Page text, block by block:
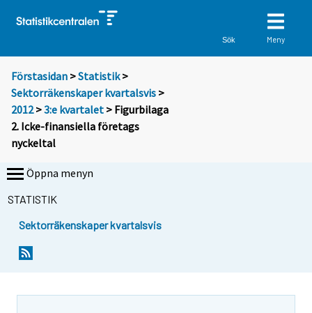
Sök Meny
Förstasidan >Statistik >
Sektorräkenskaper kvartalsvis >
2012>3:e kvartalet > Figurbilaga
2. Icke-finansiella företags
nyckeltal
Öppna menyn
STATISTIK
Sektorräkenskaper kvartalsvis